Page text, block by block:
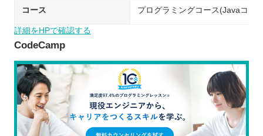
コース プログラミングコース(Javaコー
詳細をHPで確認する
CodeCamp